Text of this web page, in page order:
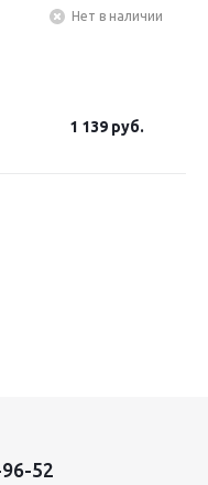
Нет в наличии
1 139руб.
52